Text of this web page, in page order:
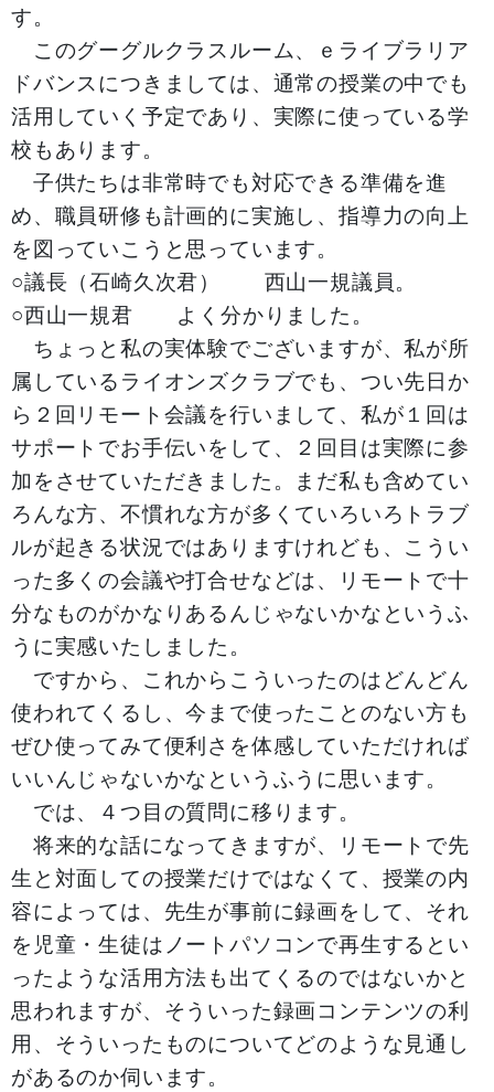
す。
このグーグルクラスルーム、ｅライブラリア
ドバンスにつきましては、通常の授業の中でも
活用していく予定であり、実際に使っている学
校もあります。
子供たちは非常時でも対応できる準備を進
め、職員研修も計画的に実施し、指導力の向上
を図っていこうと思っています。
○議長（石崎久次君） 西山一規議員。
○西山一規君 よく分かりました。
ちょっと私の実体験でございますが、私が所
属しているライオンズクラブでも、つい先日か
ら２回リモート会議を行いまして、私が１回は
サポートでお手伝いをして、２回目は実際に参
加をさせていただきました。まだ私も含めてい
ろんな方、不慣れな方が多くていろいろトラブ
ルが起きる状況ではありますけれども、こうい
った多くの会議や打合せなどは、リモートで十
分なものがかなりあるんじゃないかなというふ
うに実感いたしました。
ですから、これからこういったのはどんどん
使われてくるし、今まで使ったことのない方も
ぜひ使ってみて便利さを体感していただければ
いいんじゃないかなというふうに思います。
では、４つ目の質問に移ります。
将来的な話になってきますが、リモートで先
生と対面しての授業だけではなくて、授業の内
容によっては、先生が事前に録画をして、それ
を児童・生徒はノートパソコンで再生するとい
ったような活用方法も出てくるのではないかと
思われますが、そういった録画コンテンツの利
用、そういったものについてどのような見通し
があるのか伺います。